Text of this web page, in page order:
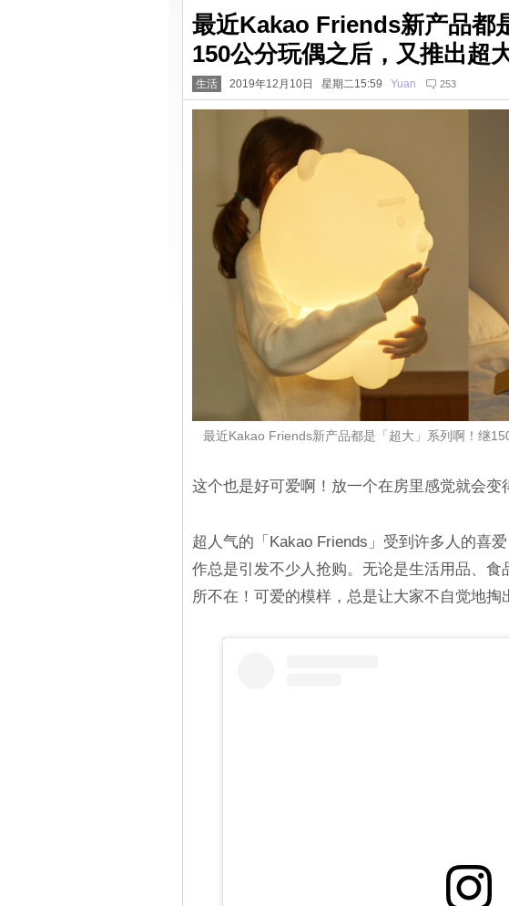
最近Kakao Friends新产品都
150公分玩偶之后，又推出超
生活 2019年12月10日 星期二15:59 Yuan 253
最近Kakao Friends新产品都是「超大」系列啊！继
这个也是好可爱啊！放一个在房里感觉就会变
超人气的「Kakao Friends」受到许多人的喜
作总是引发不少人抢购。无论是生活用品、
所不在！可爱的模样，总是让大家不自觉地掏